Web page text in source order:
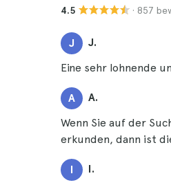
4.5 · 857
J J.
Eine sehr lohnende
A A.
Wenn Sie auf der
erkunden, dann ist
I I.